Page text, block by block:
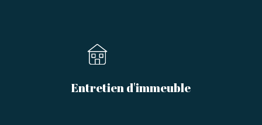
Entretien d'immeuble